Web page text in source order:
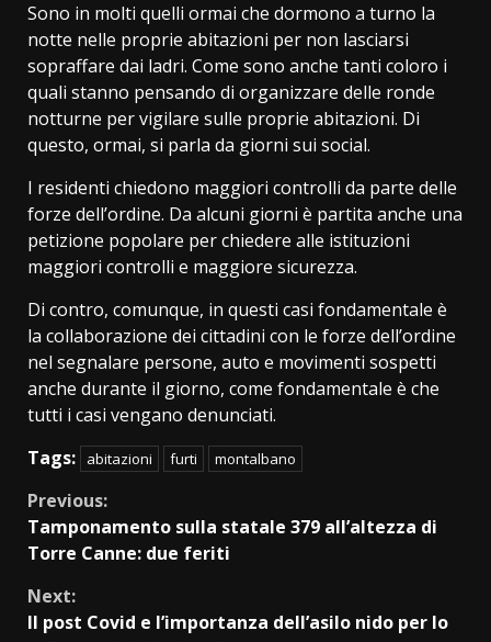
Sono in molti quelli ormai che dormono a turno la
notte nelle proprie abitazioni per non lasciarsi
sopraffare dai ladri. Come sono anche tanti coloro i
quali stanno pensando di organizzare delle ronde
notturne per vigilare sulle proprie abitazioni. Di
questo, ormai, si parla da giorni sui social.
I residenti chiedono maggiori controlli da parte delle
forze dell’ordine. Da alcuni giorni è partita anche una
petizione popolare per chiedere alle istituzioni
maggiori controlli e maggiore sicurezza.
Di contro, comunque, in questi casi fondamentale è
la collaborazione dei cittadini con le forze dell’ordine
nel segnalare persone, auto e movimenti sospetti
anche durante il giorno, come fondamentale è che
tutti i casi vengano denunciati.
Tags:
abitazioni furti montalbano
Continue
Reading
Previous:
Tamponamento sulla statale 379 all’altezza di
Torre Canne: due feriti
Next:
Il post Covid e l’importanza dell’asilo nido per lo